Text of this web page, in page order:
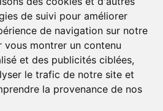
de suivi pour améliorer
de navigation sur notre
vous montrer un contenu
et des publicités ciblées,
le trafic de notre site et
la provenance de nos